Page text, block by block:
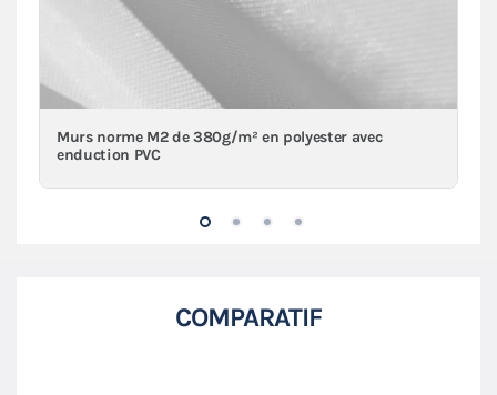
Murs norme M2 de 380g/m² en polyester avec
enduction PVC
COMPARATIF